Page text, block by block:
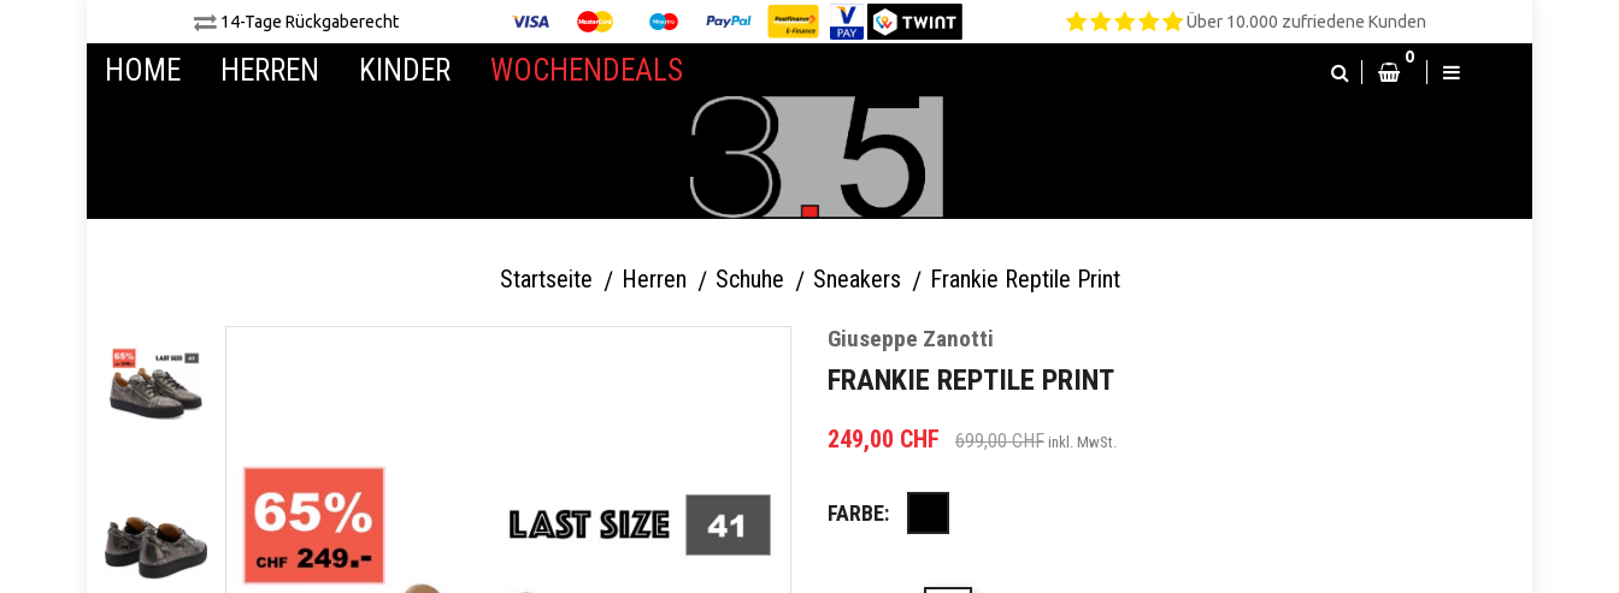
14-Tage Rückgaberecht
Über 10.000 zufriedene Kunden
0
HOME HERREN KINDER WOCHENDEALS
Startseite Herren Schuhe Sneakers Frankie Reptile Print
Giuseppe Zanotti
FRANKIE REPTILE PRINT
249,00 CHF 699,00 CHF inkl. MwSt.
FARBE: